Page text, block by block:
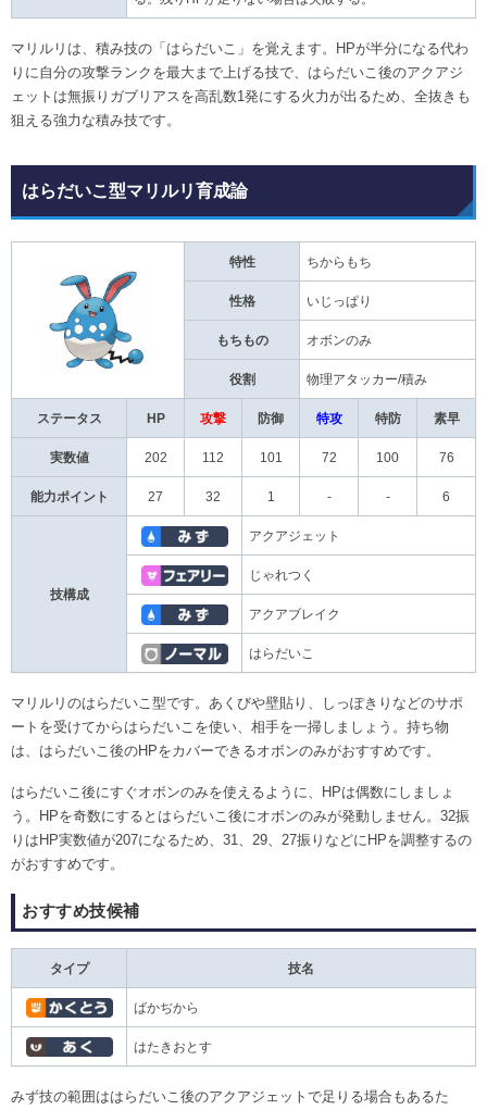
マリルリは、積み技の「はらだいこ」を覚えます。HPが半分になる代わ
りに自分の攻撃ランクを最大まで上げる技で、はらだいこ後のアクアジ
ェットは無振りガブリアスを高乱数1発にする火力が出るため、全抜きも
狙える強力な積み技です。
はらだいこ型マリルリ育成論
特性 ちからもち
性格 いじっぱり
もちもの オボンのみ
役割 物理アタッカー/積み
ステータス HP 攻撃 防御 特攻 特防 素早
実数値 202 112 101 72 100 76
能力ポイント 27 32 1 - - 6
技構成
アクアジェット
じゃれつく
アクアブレイク
はらだいこ
マリルリのはらだいこ型です。あくびや壁貼り、しっぽきりなどのサポ
ートを受けてからはらだいこを使い、相手を一掃しましょう。持ち物
は、はらだいこ後のHPをカバーできるオボンのみがおすすめです。
はらだいこ後にすぐオボンのみを使えるように、HPは偶数にしましょ
う。HPを奇数にするとはらだいこ後にオボンのみが発動しません。32振
りはHP実数値が207になるため、31、29、27振りなどにHPを調整するの
がおすすめです。
おすすめ技候補
タイプ 技名
ばかぢから
はたきおとす
みず技の範囲ははらだいこ後のアクアジェットで足りる場合もあるた